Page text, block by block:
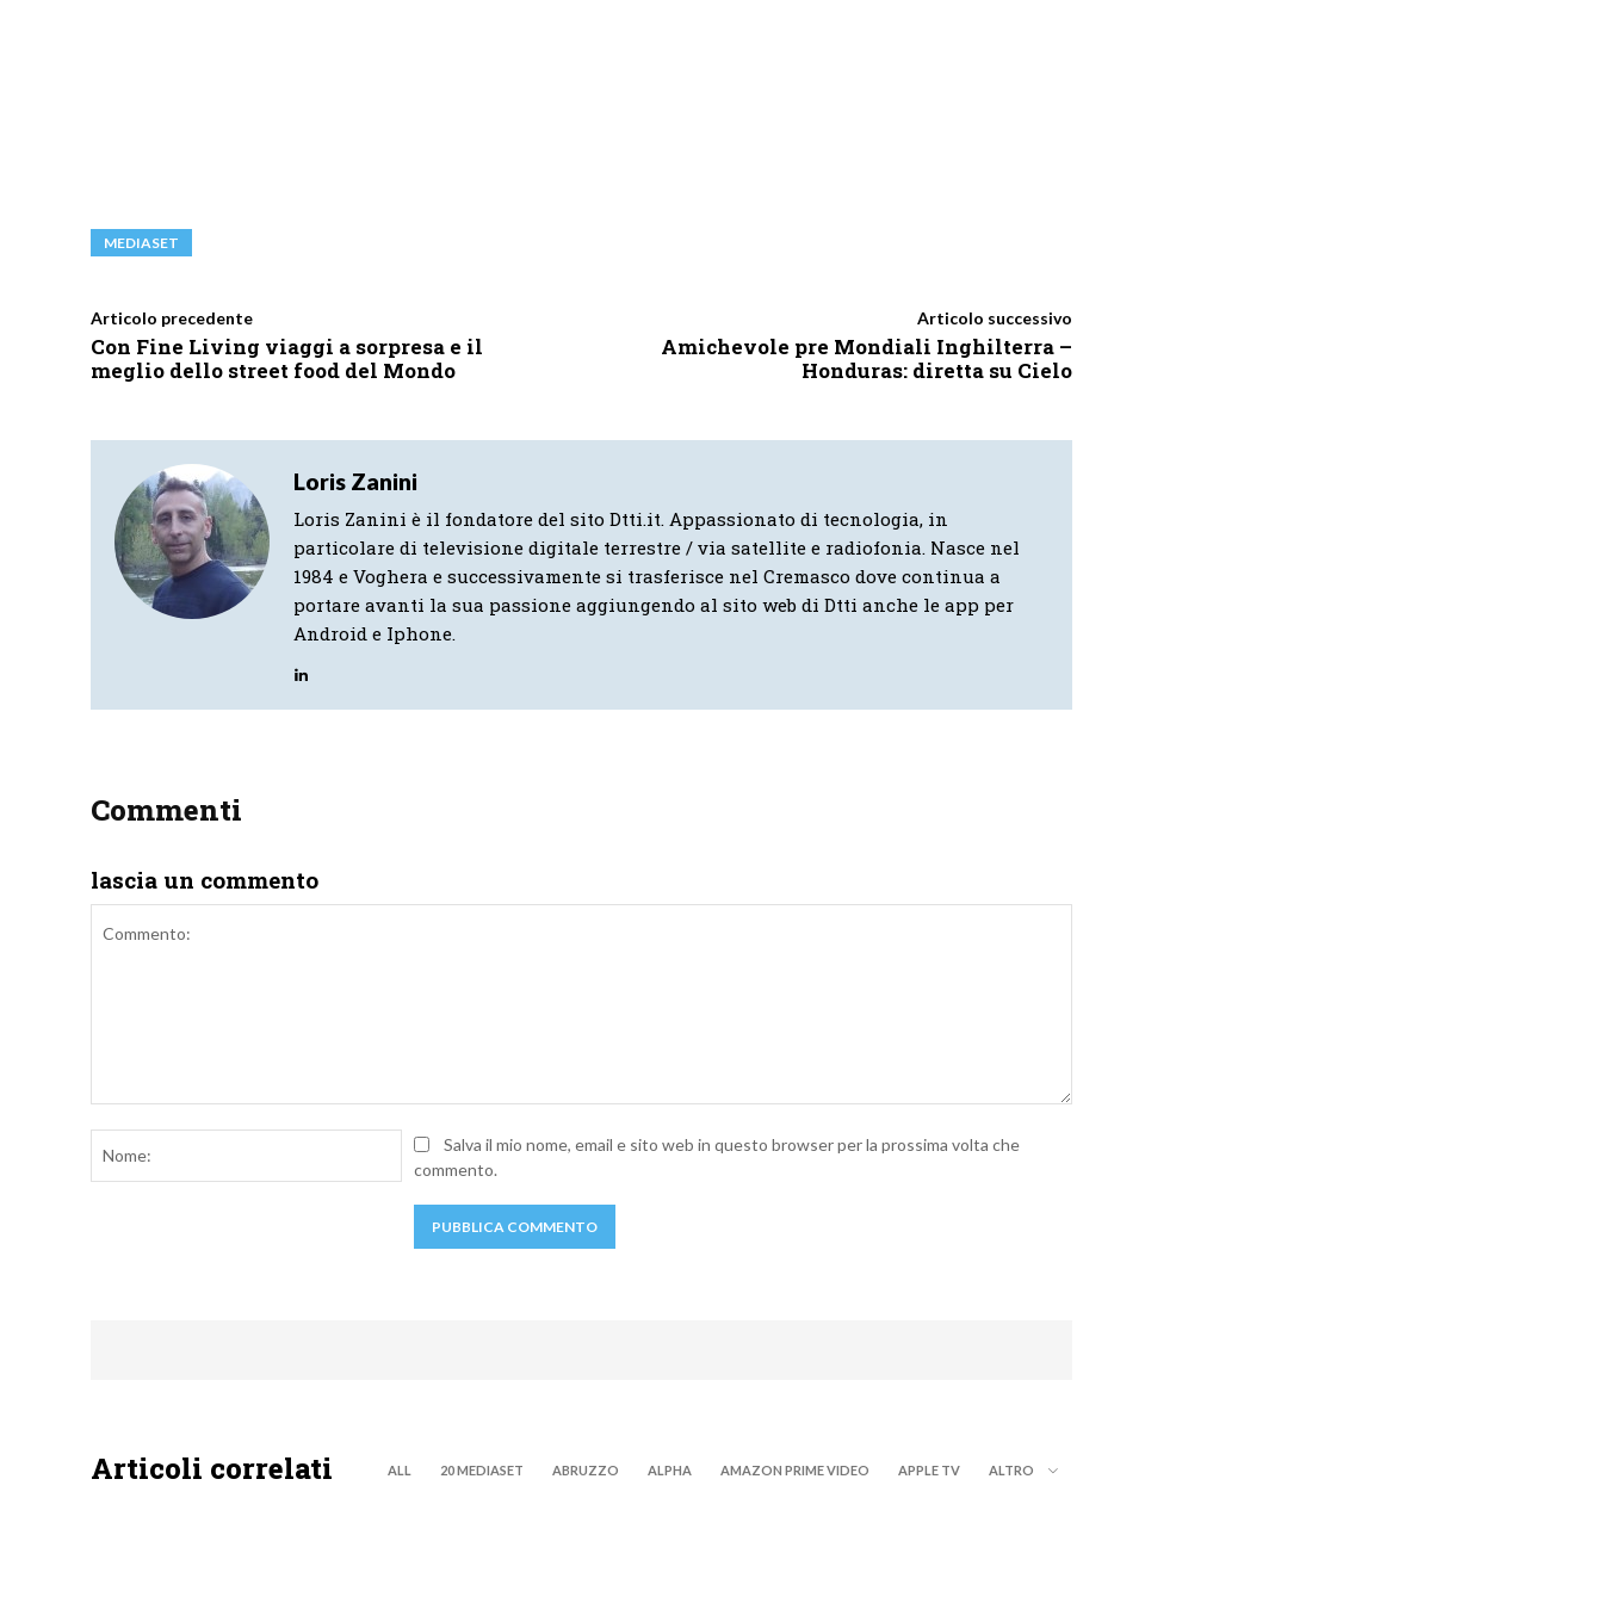
MEDIASET
Articolo precedente
Con Fine Living viaggi a sorpresa e il
meglio dello street food del Mondo
Articolo successivo
Amichevole pre Mondiali Inghilterra –
Honduras: diretta su Cielo
Loris Zanini
Loris Zanini è il fondatore del sito Dtti.it. Appassionato di tecnologia, in
particolare di televisione digitale terrestre / via satellite e radiofonia. Nasce nel
1984 e Voghera e successivamente si trasferisce nel Cremasco dove continua a
portare avanti la sua passione aggiungendo al sito web di Dtti anche le app per
Android e Iphone.
Commenti
lascia un commento
Nome:Salva il mio nome, email e sito web in questo browser per la prossima volta che
commento.
Articoli correlati ALL 20 MEDIASET ABRUZZO ALPHA AMAZON PRIME VIDEO APPLE TV ALTRO